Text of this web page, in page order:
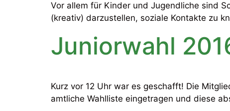
Vor allem für Kinder und Jugendliche sind
(kreativ) darzustellen, soziale Kontakte zu
Juniorwahl
Kurz vor 12 Uhr war es geschafft! Die
amtliche Wahlliste eingetragen und diese